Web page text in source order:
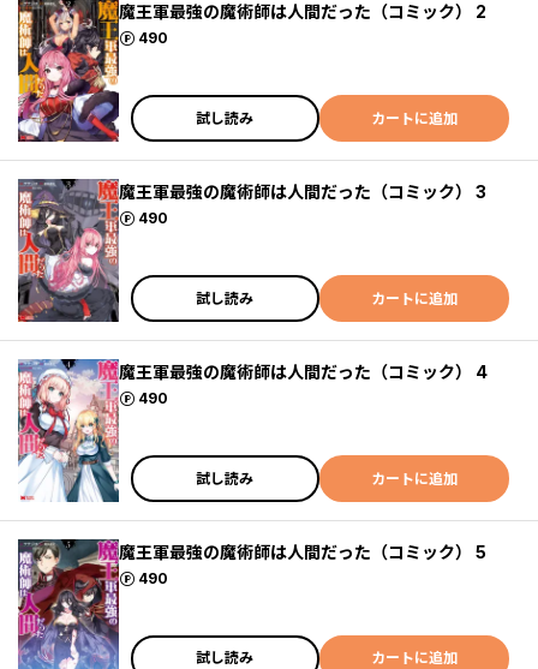
魔王軍最強の魔術師は人間だった（コミック） 2
490
ポイント
試し読み カートに追加
魔王軍最強の魔術師は人間だった（コミック） 3
490
ポイント
試し読み カートに追加
魔王軍最強の魔術師は人間だった（コミック） 4
490
ポイント
試し読み カートに追加
魔王軍最強の魔術師は人間だった（コミック） 5
490
ポイント
試し読み カートに追加